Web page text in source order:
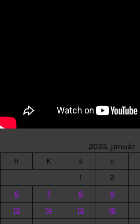
2025. január
h
K s c
1
2
6
7 8 9
13
14 15 16